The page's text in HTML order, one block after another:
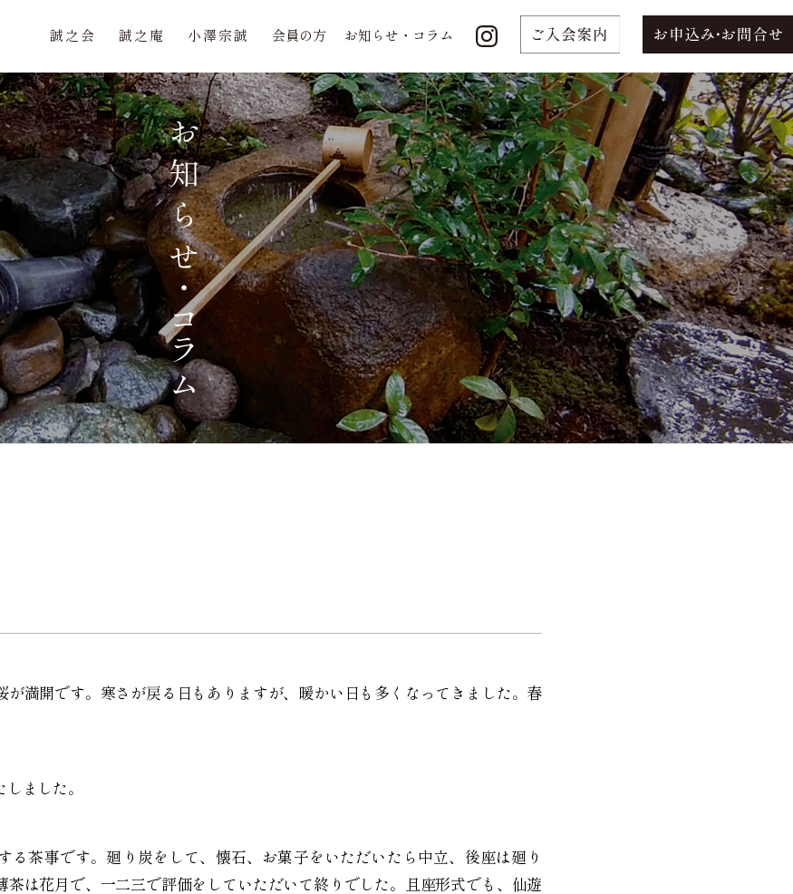
誠之会 誠之庵 小澤宗誠 会員の方 お知らせ・コラム
誠之会 誠之庵 小澤宗誠 会員の方 お知らせ・コラム
が満開です。寒さが戻る日もありますが、暖かい日も多くなってきました。春
ました。
る茶事です。廻り炭をして、懐石、お菓子をいただいたら中立、後座は廻り
茶は花月で、一二三で評価をしていただいて終りでした。且座形式でも、仙遊